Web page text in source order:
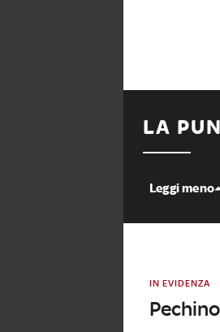
LA
Leggi meno
IN EVIDENZA